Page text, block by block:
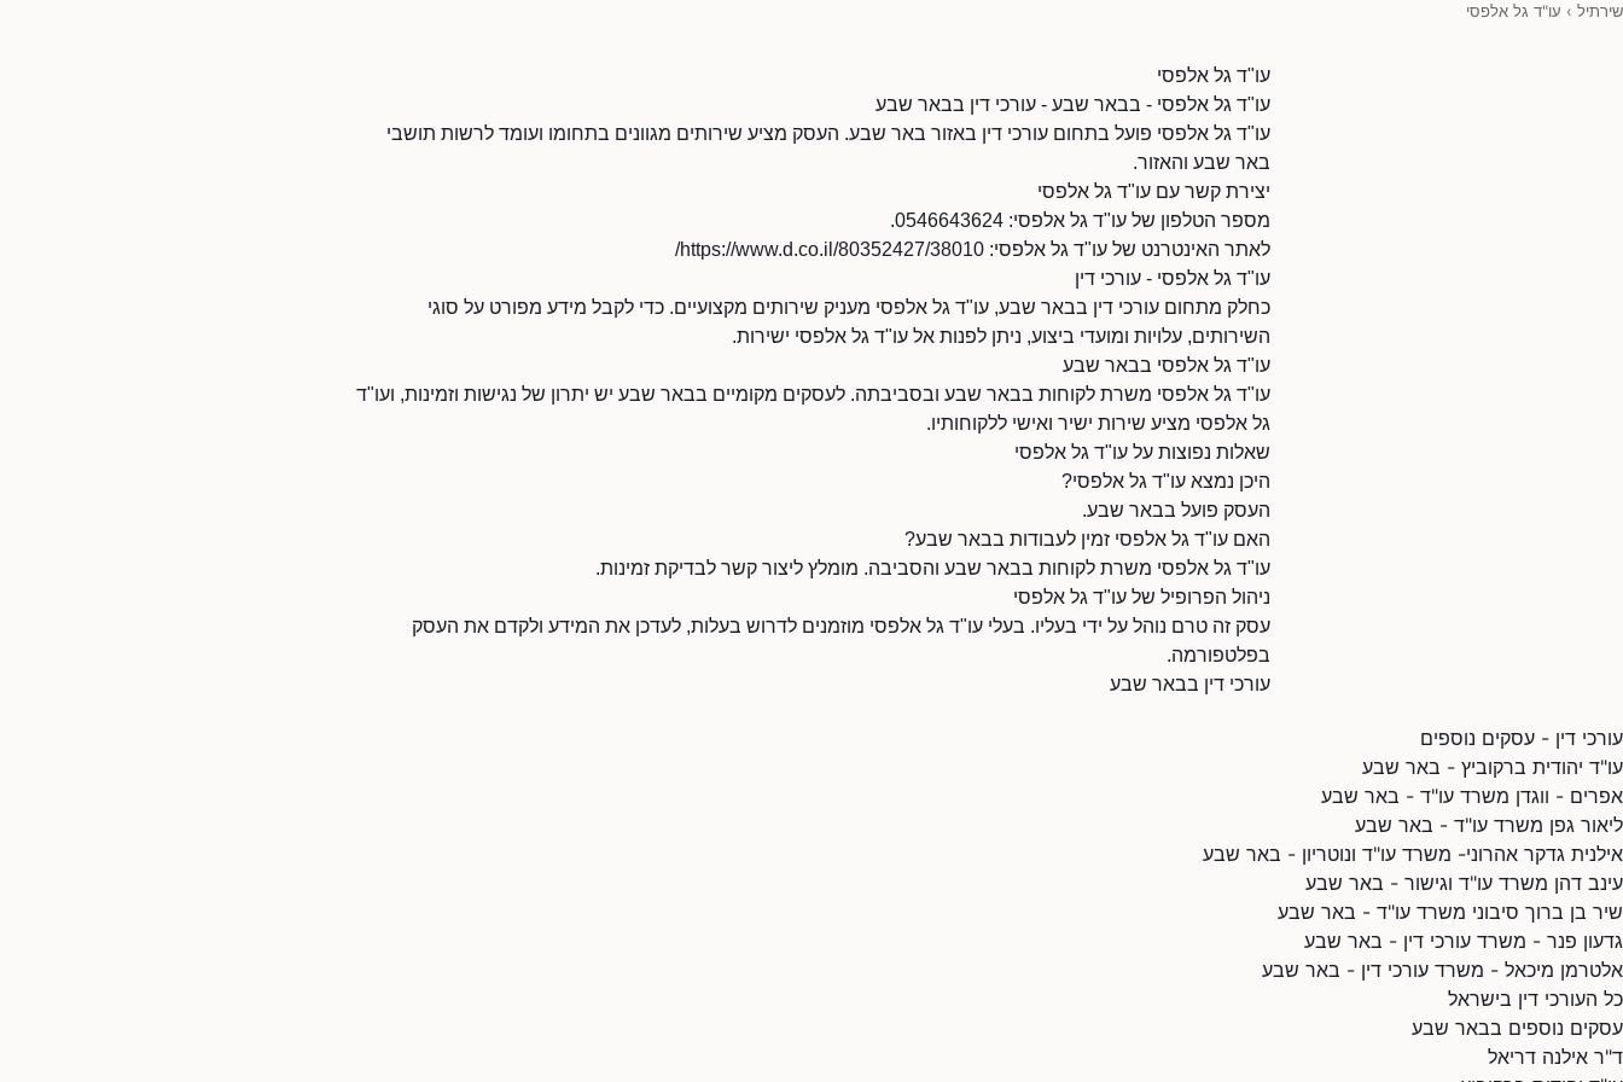
שירתיל › עו"ד גל אלפסי
עו"ד גל אלפסי
עו"ד גל אלפסי - בבאר שבע - עורכי דין בבאר שבע
עו"ד גל אלפסי פועל בתחום עורכי דין באזור באר שבע. העסק מציע שירותים מגוונים בתחומו ועומד לרשות תושבי
באר שבע והאזור.
יצירת קשר עם עו"ד גל אלפסי
מספר הטלפון של עו"ד גל אלפסי: 0546643624.
לאתר האינטרנט של עו"ד גל אלפסי: https://www.d.co.il/80352427/38010/
עו"ד גל אלפסי - עורכי דין
כחלק מתחום עורכי דין בבאר שבע, עו"ד גל אלפסי מעניק שירותים מקצועיים. כדי לקבל מידע מפורט על סוגי
השירותים, עלויות ומועדי ביצוע, ניתן לפנות אל עו"ד גל אלפסי ישירות.
עו"ד גל אלפסי בבאר שבע
עו"ד גל אלפסי משרת לקוחות בבאר שבע ובסביבתה. לעסקים מקומיים בבאר שבע יש יתרון של נגישות וזמינות, ועו"ד
גל אלפסי מציע שירות ישיר ואישי ללקוחותיו.
שאלות נפוצות על עו"ד גל אלפסי
היכן נמצא עו"ד גל אלפסי?
העסק פועל בבאר שבע.
האם עו"ד גל אלפסי זמין לעבודות בבאר שבע?
עו"ד גל אלפסי משרת לקוחות בבאר שבע והסביבה. מומלץ ליצור קשר לבדיקת זמינות.
ניהול הפרופיל של עו"ד גל אלפסי
עסק זה טרם נוהל על ידי בעליו. בעלי עו"ד גל אלפסי מוזמנים לדרוש בעלות, לעדכן את המידע ולקדם את העסק
בפלטפורמה.
עורכי דין בבאר שבע
עורכי דין - עסקים נוספים
עו"ד יהודית ברקוביץ - באר שבע
אפרים - ווגדן משרד עו"ד - באר שבע
ליאור גפן משרד עו"ד - באר שבע
אילנית גדקר אהרוני- משרד עו"ד ונוטריון - באר שבע
עינב דהן משרד עו"ד וגישור - באר שבע
שיר בן ברוך סיבוני משרד עו"ד - באר שבע
גדעון פנר - משרד עורכי דין - באר שבע
אלטרמן מיכאל - משרד עורכי דין - באר שבע
כל העורכי דין בישראל
עסקים נוספים בבאר שבע
ד"ר אילנה דריאל